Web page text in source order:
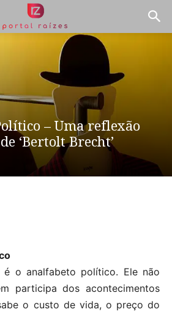
– Uma reflexão
‘Bertolt Brecht’
é o analfabeto político. Ele não
participa dos acontecimentos
o custo de vida, o preço do